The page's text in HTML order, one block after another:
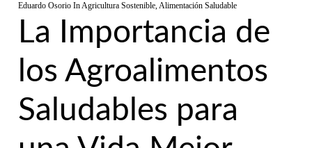
Eduardo Osorio InAgricultura Sostenible,Alimentación Saludable
La Importancia de
los Agroalimentos
Saludables para